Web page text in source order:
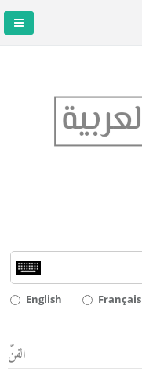
English Français
الفنّ